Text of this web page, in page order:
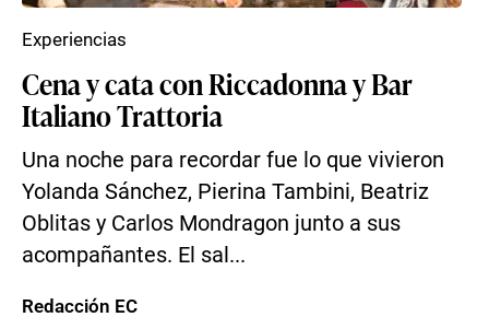
Cena y cata con Riccadonna y Bar
Italiano Trattoria
Una noche para recordar fue lo que vivieron
Yolanda Sánchez, Pierina Tambini, Beatriz
Oblitas y Carlos Mondragon junto a sus
acompañantes. El sal...
Experiencias
Redacción EC